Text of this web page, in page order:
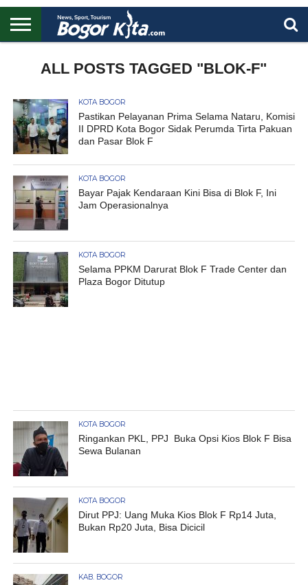
UTAMA
ALL POSTS TAGGED "BLOK-F"
KOTA BOGOR
Pastikan Pelayanan Prima Selama Nataru, Komisi
II DPRD Kota Bogor Sidak Perumda Tirta Pakuan
dan Pasar Blok F
KOTA BOGOR
Bayar Pajak Kendaraan Kini Bisa di Blok F, Ini
Jam Operasionalnya
KOTA BOGOR
Selama PPKM Darurat Blok F Trade Center dan
Plaza Bogor Ditutup
KOTA BOGOR
Ringankan PKL, PPJ Buka Opsi Kios Blok F Bisa
Sewa Bulanan
KOTA BOGOR
Dirut PPJ: Uang Muka Kios Blok F Rp14 Juta,
Bukan Rp20 Juta, Bisa Dicicil
KAB. BOGOR